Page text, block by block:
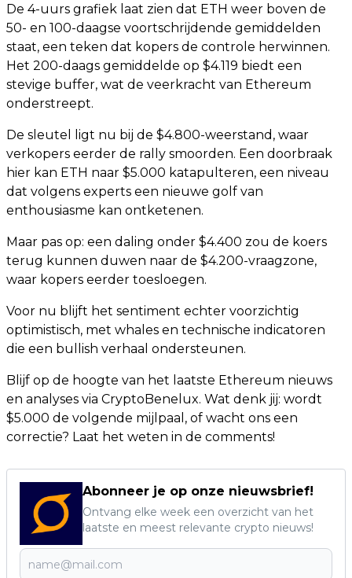
De 4-uurs grafiek laat zien dat ETH weer boven de
50- en 100-daagse voortschrijdende gemiddelden
staat, een teken dat kopers de controle herwinnen.
Het 200-daags gemiddelde op $4.119 biedt een
stevige buffer, wat de veerkracht van Ethereum
onderstreept.
De sleutel ligt nu bij de $4.800-weerstand, waar
verkopers eerder de rally smoorden. Een doorbraak
hier kan ETH naar $5.000 katapulteren, een niveau
dat volgens experts een nieuwe golf van
enthousiasme kan ontketenen.
Maar pas op: een daling onder $4.400 zou de koers
terug kunnen duwen naar de $4.200-vraagzone,
waar kopers eerder toesloegen.
Voor nu blijft het sentiment echter voorzichtig
optimistisch, met whales en technische indicatoren
die een bullish verhaal ondersteunen.
Blijf op de hoogte van het laatste Ethereum nieuws
en analyses via CryptoBenelux. Wat denk jij: wordt
$5.000 de volgende mijlpaal, of wacht ons een
correctie? Laat het weten in de comments!
Abonneer je op onze nieuwsbrief!
Ontvang elke week een overzicht van het
laatste en meest relevante crypto nieuws!